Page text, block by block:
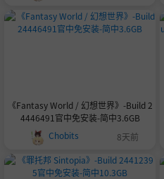
《Fantasy World / 幻想世界》-Build 2
4446491官中免安装-简中3.6GB
Chobits
8天前